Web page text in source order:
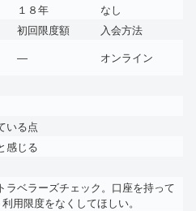
１８年
なし
初回限度額
入会方法
―
オンライン
いる点
感じる
ラベラーズチェック。口座を持って
用限度をなくしてほしい。